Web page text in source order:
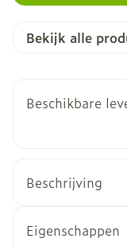
Bekijk alle
Beschikbare
Beschrijving
Eigenschappen